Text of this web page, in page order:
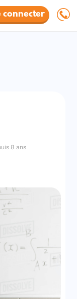
connecter
8 ans